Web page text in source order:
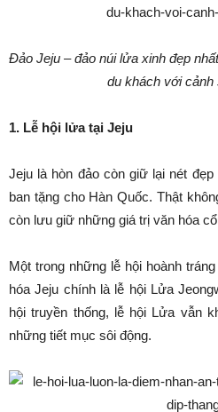
Đảo Jeju – đảo núi lửa xinh đẹp
du khách với
1. Lễ hội lửa tại Jeju
Jeju là hòn đảo còn giữ lại nét
ban tặng cho Hàn Quốc. Thật
còn lưu giữ những giá trị văn hóa
Một trong những lễ hội hoành
hóa Jeju chính là lễ hội Lửa
hội truyền thống, lễ hội Lửa vẫn
những tiết mục sôi động.